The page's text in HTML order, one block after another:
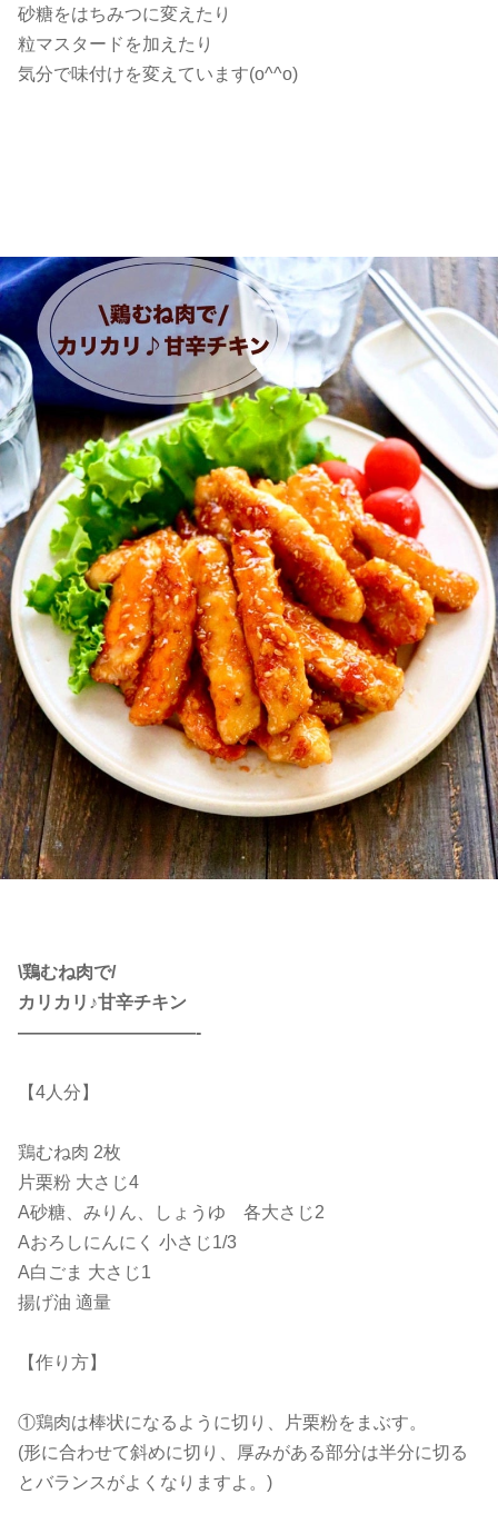
砂糖をはちみつに変えたり
粒マスタードを加えたり
気分で味付けを変えています(o^^o)
\鶏むね肉で/
カリカリ♪甘辛チキン
——————————-
【4人分】
鶏むね肉 2枚
片栗粉 大さじ4
A砂糖、みりん、しょうゆ 各大さじ2
Aおろしにんにく 小さじ1/3
A白ごま 大さじ1
揚げ油 適量
【作り方】
①鶏肉は棒状になるように切り、片栗粉をまぶす。
(形に合わせて斜めに切り、厚みがある部分は半分に切る
とバランスがよくなりますよ。)